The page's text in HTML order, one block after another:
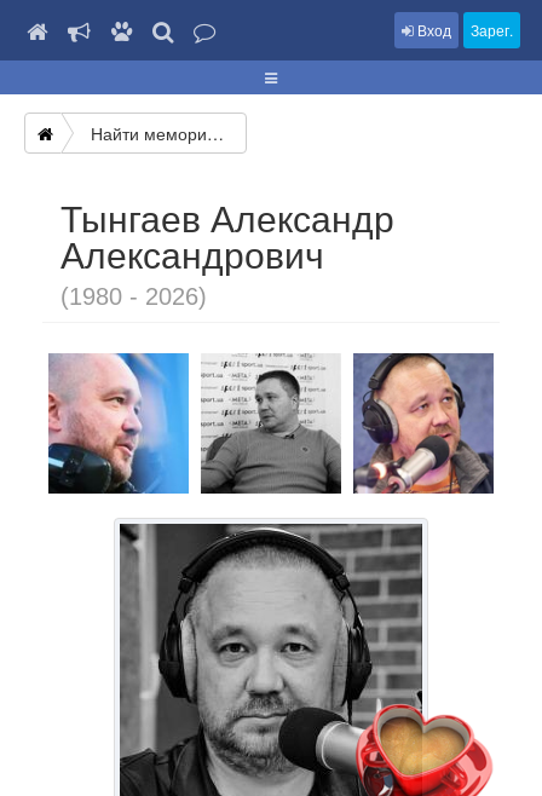
Вход Зарег.
Найти мемориал
Тынгаев Александр
Александрович
(1980 - 2026)